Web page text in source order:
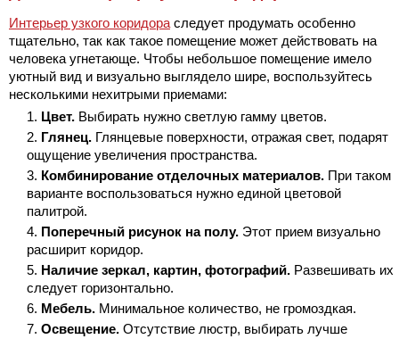
Интерьер узкого коридора следует продумать особенно
тщательно, так как такое помещение может действовать на
человека угнетающе. Чтобы небольшое помещение имело
уютный вид и визуально выглядело шире, воспользуйтесь
несколькими нехитрыми приемами:
Цвет. Выбирать нужно светлую гамму цветов.
Глянец. Глянцевые поверхности, отражая свет, подарят
ощущение увеличения пространства.
Комбинирование отделочных материалов. При таком
варианте воспользоваться нужно единой цветовой
палитрой.
Поперечный рисунок на полу. Этот прием визуально
расширит коридор.
Наличие зеркал, картин, фотографий. Развешивать их
следует горизонтально.
Мебель. Минимальное количество, не громоздкая.
Освещение. Отсутствие люстр, выбирать лучше